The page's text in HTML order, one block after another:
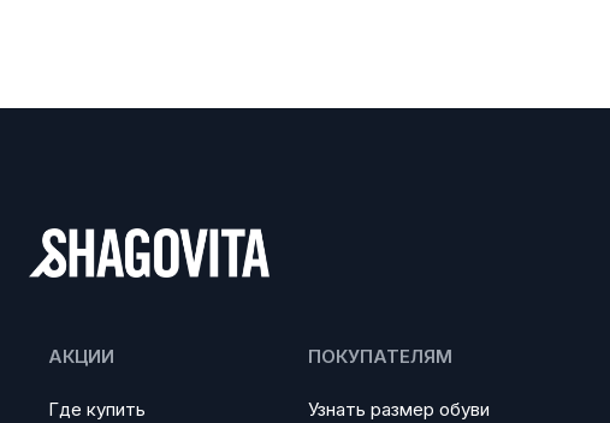
АКЦИИ
Где купить
ПОКУПАТЕЛЯМ
Узнать размер обуви